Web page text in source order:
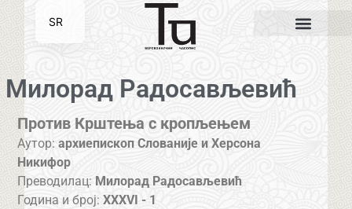
Милорад Радосављевић
Против Крштења с кропљењем
Аутор: архиепископ Слованије и Херсона
Никифор
Преводилац: Милорад Радосављевић
Година и број:XXXVI - 1
SR
EN